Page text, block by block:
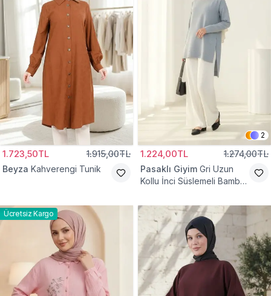
1.723,50TL 1.915,00TL
Beyza Kahverengi Tunik
2
1.224,00TL 1.274,00TL
Pasaklı Giyim Gri Uzun
Kollu İnci Süslemeli Bambu
Ücretsiz Kargo